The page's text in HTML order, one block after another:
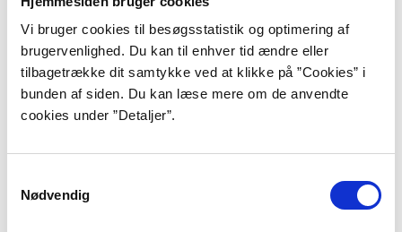
Vi bruger cookies til besøgsstatistik og optimering af
brugervenlighed. Du kan til enhver tid ændre eller
tilbagetrække dit samtykke ved at klikke på ”Cookies” i
bunden af siden. Du kan læse mere om de anvendte
cookies under ”Detaljer”.
Nødvendig
vel set? Jeg har længtes saa efter Dem
i disse Aar, at ingen, ingen fatter det.
Jeg har gaaet her paa Vejen og tænkt:
nu holder jeg mig heller lidt ind i
Skogen ved Siden af Vejen; for der gik
ogsaa han helst. Saa det gør jeg. Den